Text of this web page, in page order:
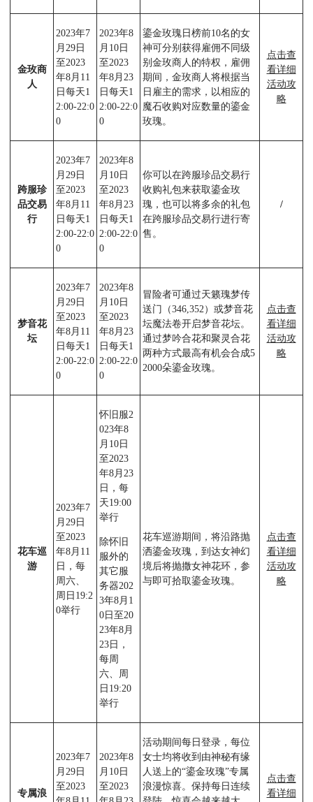
金玫商
人
2023年7
月29日
至2023
年8月11
日每天1
2:00-22:0
0
2023年8
月10日
至2023
年8月23
日每天1
2:00-22:0
0
鎏金玫瑰日榜前10名的女
神可分别获得雇佣不同级
别金玫商人的特权，雇佣
期间，金玫商人将根据当
日雇主的需求，以相应的
魔石收购对应数量的鎏金
玫瑰。
点击查
看详细
活动攻
略
跨服珍
品交易
行
2023年7
月29日
至2023
年8月11
日每天1
2:00-22:0
0
2023年8
月10日
至2023
年8月23
日每天1
2:00-22:0
0
你可以在跨服珍品交易行
收购礼包来获取鎏金玫
瑰，也可以将多余的礼包
在跨服珍品交易行进行寄
售。
/
梦音花
坛
2023年7
月29日
至2023
年8月11
日每天1
2:00-22:0
0
2023年8
月10日
至2023
年8月23
日每天1
2:00-22:0
0
冒险者可通过天籁瑰梦传
送门（346,352）或梦音花
坛魔法卷开启梦音花坛。
通过梦吟合花和聚灵合花
两种方式最高有机会合成5
2000朵鎏金玫瑰。
点击查
看详细
活动攻
略
花车巡
游
2023年7
月29日
至2023
年8月11
日，每
周六、
周日19:2
0举行
怀旧服2
023年8
月10日
至2023
年8月23
日，每
天19:00
举行
除怀旧
服外的
其它服
务器202
3年8月1
0日至20
23年8月
23日，
每周
六、周
日19:20
举行
花车巡游期间，将沿路抛
洒鎏金玫瑰，到达女神幻
境后将抛撒女神花环，参
与即可拾取鎏金玫瑰。
点击查
看详细
活动攻
略
专属浪
2023年7
月29日
至2023
2023年8
月10日
至2023
活动期间每日登录，每位
女士均将收到由神秘有缘
人送上的“鎏金玫瑰”专属
浪漫惊喜。保持每日连续
点击查
看详细